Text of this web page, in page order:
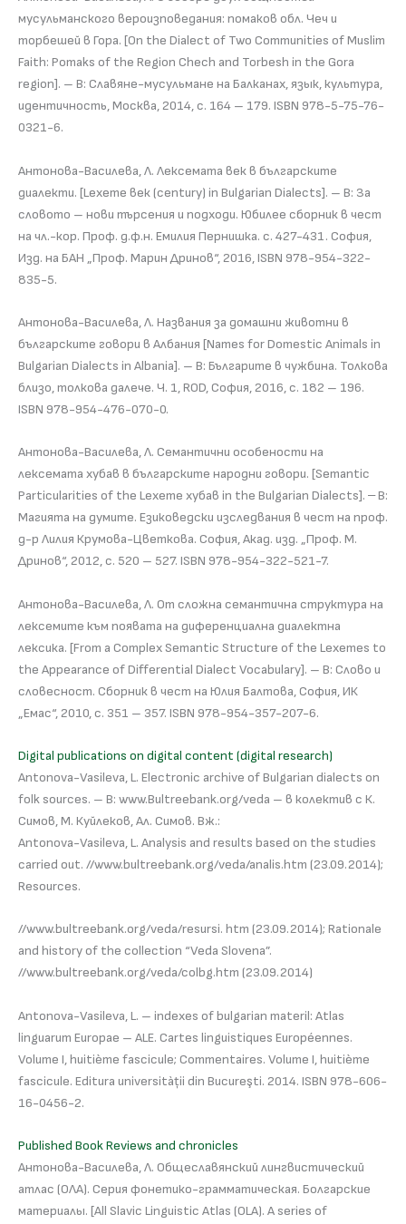
мусульманского вероизповедания: помаков обл. Чеч и
торбешей в Гора. [On the Dialect of Two Communities of Muslim
Faith: Pomaks of the Region Chech and Torbesh in the Gora
region]. – В: Славяне-мусульмане на Балканах, язык, культура,
идентичность, Москва, 2014, с. 164 – 179. ISBN 978-5-75-76-
0321-6.
Антонова-Василева, Л. Лексемата век в българските
диалекти. [Lexeme век (century) in Bulgarian Dialects]. – В: За
словото – нови търсения и подходи. Юбилее сборник в чест
на чл.-кор. Проф. д.ф.н. Емилия Пернишка. с. 427-431. София,
Изд. на БАН „Проф. Марин Дринов“, 2016, ISBN 978-954-322-
835-5.
Антонова-Василева, Л. Названия за домашни животни в
българските говори в Албания [Names for Domestic Animals in
Bulgarian Dialects in Albania]. – В: Българите в чужбина. Толкова
близо, толкова далече. Ч. 1, ROD, София, 2016, с. 182 – 196.
ISBN 978-954-476-070-0.
Антонова-Василева, Л. Семантични особености на
лексемата хубав в българските народни говори. [Semantic
Particularities of the Lexeme хубав in the Bulgarian Dialects]. ‒ В:
Магията на думите. Езиковедски изследвания в чест на проф.
д-р Лилия Крумова-Цветкова. София, Акад. изд. „Проф. М.
Дринов“, 2012, с. 520 – 527. ISBN 978-954-322-521-7.
Антонова-Василева, Л. От сложна семантична структура на
лексемите към появата на диференциална диалектна
лексика. [From a Complex Semantic Structure of the Lexemes to
the Appearance of Differential Dialect Vocabulary]. – В: Слово и
словесност. Сборник в чест на Юлия Балтова, Cофия, ИК
„Емас“, 2010, с. 351 – 357. ISBN 978-954-357-207-6.
Digital publications on digital content (digital research)
Antonova-Vasileva, L. Electronic archive of Bulgarian dialects on
folk sources. – В: www.Bultreebank.org/veda – в колектив с К.
Симов, М. Куйлеков, Ал. Симов. Вж.:
Antonova-Vasileva, L. Analysis and results based on the studies
carried out. //www.bultreebank.org/veda/analis.htm (23.09.2014);
Resources.
//www.bultreebank.org/veda/resursi. htm (23.09.2014); Rationale
and history of the collection “Veda Slovena”.
//www.bultreebank.org/veda/colbg.htm (23.09.2014)
Antonova-Vasileva, L. – indexes of bulgarian materil: Atlas
linguarum Europae – ALE. Cartes linguistiques Européennes.
Volume I, huitième fascicule; Commentaires. Volume I, huitième
fascicule. Editura universitàții din Bucureşti. 2014. ISBN 978-606-
16-0456-2.
Published Book Reviews and chronicles
Антонова-Василева, Л. Общеславянский лингвистический
атлас (ОЛА). Серия фонетико-грамматическая. Болгарские
материалы. [All Slavic Linguistic Atlas (OLA). A series of